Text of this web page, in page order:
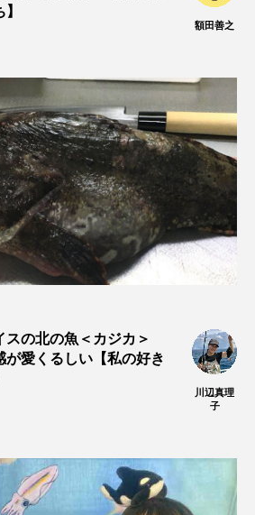
釣り 鑑賞魚
開発 雑貨 雷魚
食中毒 食文化
高知県 魚介類 魚卵
鯨類 鰭脚類
鴨川シーワールド
額田善之
スの北の魚＜カジカ＞
が愛くるしい【私の好き
川辺真理
子